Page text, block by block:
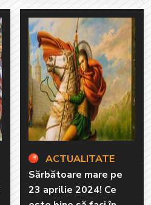
ACTUALITATE
Sărbătoare mare pe
23 aprilie 2024! Ce